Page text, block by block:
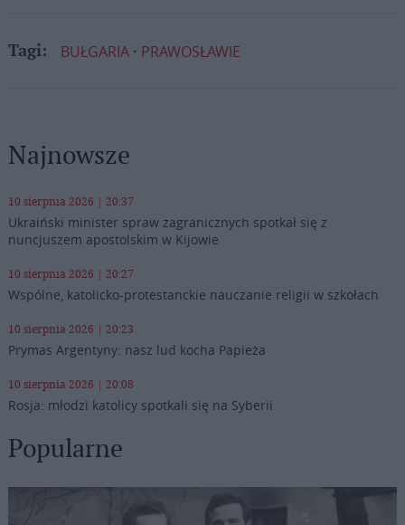
Tagi: BUŁGARIA PRAWOSŁAWIE
Najnowsze
10 sierpnia 2026 | 20:37
Ukraiński minister spraw zagranicznych spotkał się z
nuncjuszem apostolskim w Kijowie
10 sierpnia 2026 | 20:27
Wspólne, katolicko-protestanckie nauczanie religii w szkołach
10 sierpnia 2026 | 20:23
Prymas Argentyny: nasz lud kocha Papieża
10 sierpnia 2026 | 20:08
Rosja: młodzi katolicy spotkali się na Syberii
Popularne